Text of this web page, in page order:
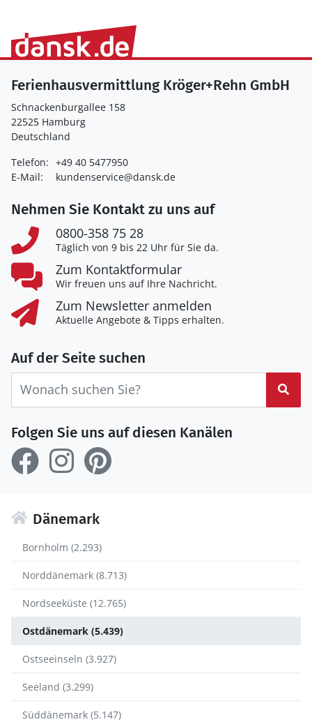
Ferienhausvermittlung Kröger+Rehn GmbH
Schnackenburgallee 158
22525 Hamburg
Deutschland
Telefon: +49 40 5477950
E-Mail:
kundenservice@dansk.de
Nehmen Sie Kontakt zu uns auf
0800-358 75 28
Täglich von 9 bis 22 Uhr für Sie da.
Zum Kontaktformular
Wir freuen uns auf Ihre Nachricht.
Zum Newsletter anmelden
Aktuelle Angebote & Tipps erhalten.
Auf der Seite suchen
Folgen Sie uns auf diesen Kanälen
Dänemark
Bornholm (2.293)
Norddänemark (8.713)
Nordseeküste (12.765)
Ostdänemark (5.439)
Ostseeinseln (3.927)
Seeland (3.299)
Süddänemark (5.147)